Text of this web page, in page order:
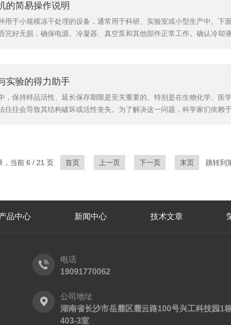
的简易操作说明
用于小规模冻干处理的设备，通常用于科研、实验室或小型生产中。下
完好无损，确保电源、冷凝器、真空泵和其他部件正常工作。确认冷却
实验的得力助手
，保持样品活性、延长保存期限是至关重要的。特别是在生物化学、医
往往会导致其结构破坏或活性丧失。为了解决这一问题，科学家们依赖
，当前 6 / 21 页 首页 上一页 下一页 末页 跳转到
品中心 新闻中心 技术文章
电话
19091770062
公司地址
湖南省长沙市岳麓区麓云路100号兴工科技园1
403-3室